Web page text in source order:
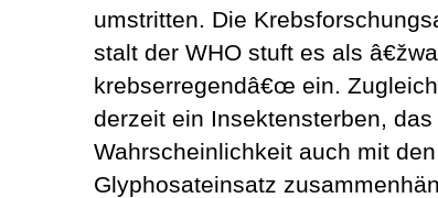
umstritten. Die
stalt der WHO stuft es als
krebserregendâ€œ ein.
derzeit ein Insektensterben,
Wahrscheinlichkeit auch mit
Glyphosateinsatz